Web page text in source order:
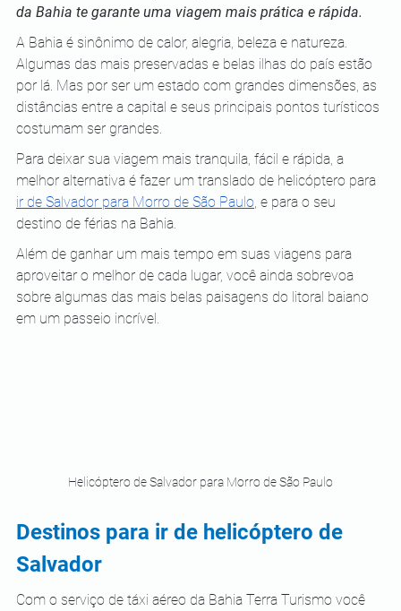
da Bahia te garante uma viagem mais prática e rápida.
A Bahia é sinônimo de calor, alegria, beleza e natureza.
Algumas das mais preservadas e belas ilhas do país estão
por lá. Mas por ser um estado com grandes dimensões, as
distâncias entre a capital e seus principais pontos turísticos
costumam ser grandes.
Para deixar sua viagem mais tranquila, fácil e rápida, a
melhor alternativa é fazer um translado de helicóptero para
ir de Salvador para Morro de São Paulo, e para o seu
destino de férias na Bahia.
Além de ganhar um mais tempo em suas viagens para
aproveitar o melhor de cada lugar, você ainda sobrevoa
sobre algumas das mais belas paisagens do litoral baiano
em um passeio incrível.
Helicóptero de Salvador para Morro de São Paulo
Destinos para ir de helicóptero de
Salvador
Com o serviço de táxi aéreo da Bahia Terra Turismo você